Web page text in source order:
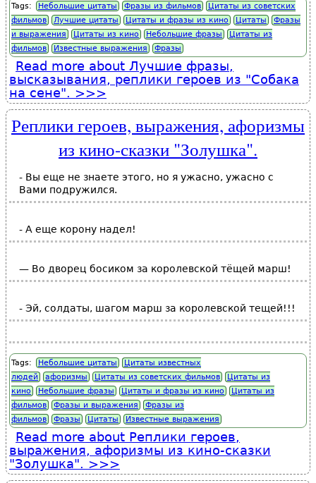
Tags: Небольшие цитаты Фразы из фильмов
Цитаты из советских
фильмов
Лучшие цитаты Цитаты и фразы из кино Цитаты
Фразы
и выражения
Цитаты из кино Небольшие фразы
Цитаты из
фильмов
Известные выражения Фразы
Read more about Лучшие фразы,
высказывания, реплики героев из "Собака
на сене".
Реплики героев, выражения, афоризмы
из кино-сказки "Золушка".
- Вы еще не знаете этого, но я ужасно, ужасно с
Вами подружился.
- А еще корону надел!
— Во дворец босиком за королевской тёщей марш!
- Эй, солдаты, шагом марш за королевской тещей!!!
Tags: Небольшие цитаты
Цитаты известных
людей
афоризмы Цитаты из советских фильмов
Цитаты из
кино
Небольшие фразы Цитаты и фразы из кино
Цитаты из
фильмов
Фразы и выражения
Фразы из
фильмов
Фразы Цитаты Известные выражения
Read more about Реплики героев,
выражения, афоризмы из кино-сказки
"Золушка".